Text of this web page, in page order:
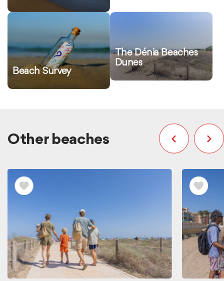
Beach Survey
Ver
información
The Dénia Beaches
Dunes
Ver
más
información
Other beaches